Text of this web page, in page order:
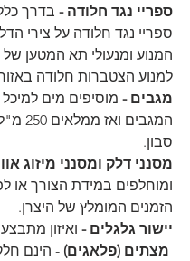
ספריי נגד חלודה - בדרך
ספריי נגד חלודה על צירי
המנוע ומנעולי תא המטען של
למנוע הצטברות חלודה
מגבים - מוסיפים מים
סבון.
מסנני דלק ומסנני מיזוג
ומוחלפים במידת הצורך או
הזמנים המומלץ של היצרן.
יישור גלגלים - ואיזון
מצתים (פלאגים) - הינם